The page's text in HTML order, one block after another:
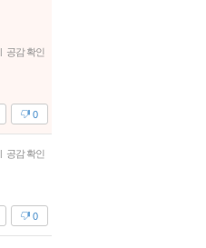
| 공감 확인
0
| 공감 확인
0